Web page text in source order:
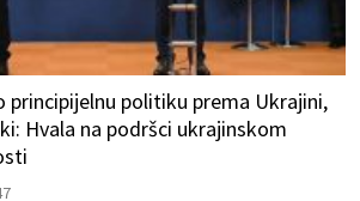
principijelnu politiku prema Ukrajini,
Hvala na podršci ukrajinskom